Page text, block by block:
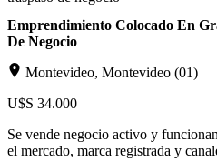
Emprendimiento Colocado En
De Negocio
Montevideo, Montevideo (01)
U$S 34.000
Se vende negocio activo y
el mercado, marca registrada y